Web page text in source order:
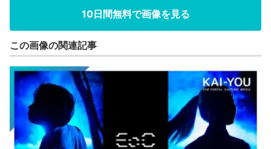
10日間無料で画像を見る
この画像の関連記事